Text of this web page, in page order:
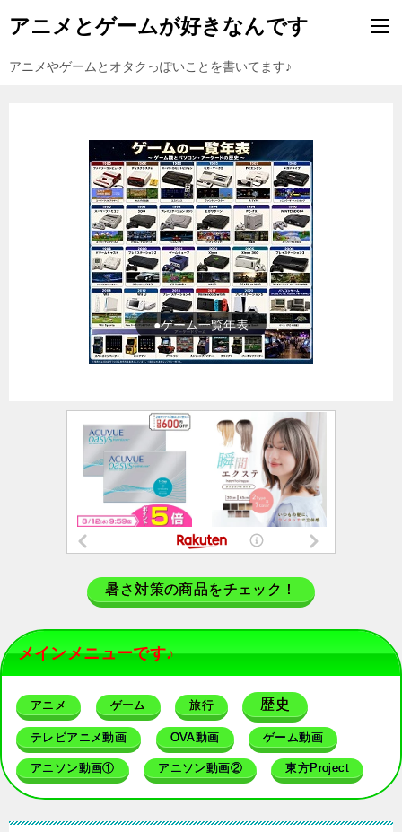
アニメとゲームが好きなんです
アニメやゲームとオタクっぽいことを書いてます♪
●ゲーム一覧年表
暑さ対策の商品をチェック！
メインメニューです♪
アニメ ゲーム 旅行 歴史
テレビアニメ動画 OVA動画 ゲーム動画
アニソン動画① アニソン動画② 東方Project